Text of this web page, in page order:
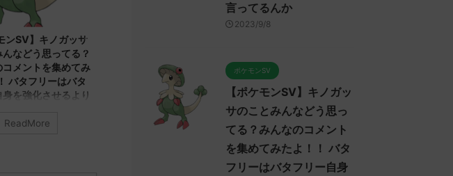
2023/9/8
】キノガッサ
う思ってる？
トを集めてみ
フリーはバタ
化させるより
評価上がる
集めました！！！ アヤシ
シ、ダブルでトリル貼る就職
先が1番かもしれないけどヤ
レユータンとリキキリンも悪
くないトリル要員だから今ひ
ReadMore
するコメント集！ ねばねば
ネット、そんな悪くなさそう
ではあるけど上取れたら劇的
に有利になれるようなエース
が今は見あたらない全盛期ポ
イヒガッサかトゲキッスが欲
しい
みんなは「トゲキッス」について
ReadMore
言ってるんか
2023/9/8
ポケモンSV
【ポケモンSV】キノガッ
サのことみんなどう思っ
てる？みんなのコメント
を集めてみたよ！！ バタ
フリーはバタフリー自身